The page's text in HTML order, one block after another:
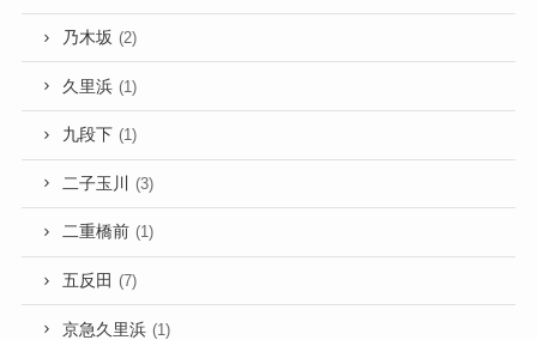
乃木坂 (2)
久里浜 (1)
九段下 (1)
二子玉川 (3)
二重橋前 (1)
五反田 (7)
京急久里浜 (1)